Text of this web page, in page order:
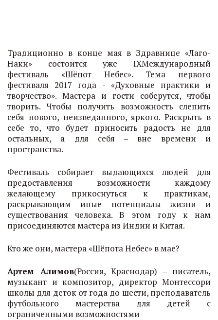
Традиционно в конце мая в Здравнице «Лаго-
Наки» состоится уже IXМеждународный
фестиваль «Шёпот Небес». Тема первого
фестиваля 2017 года - «Духовные практики и
творчество». Мастера и гости соберутся, чтобы
творить. Чтобы получить возможность слепить
себя нового, неизведанного, яркого. Раскрыть в
себе то, что будет приносить радость не для
остальных, а для себя – вне времени и
пространства.
Фестиваль собирает выдающихся людей для
предоставления возможности каждому
желающему прикоснуться к практикам,
раскрывающим иные потенциалы жизни и
существования человека. В этом году к нам
присоединяются мастера из Индии и Китая.
Кто же они, мастера «Шёпота Небес» в мае?
Артем Алимов(Россия, Краснодар) – писатель,
музыкант и композитор, директор Монтессори
школы для деток от года до шести, преподаватель
футбольного мастерства для детей с
ограниченными возможностями